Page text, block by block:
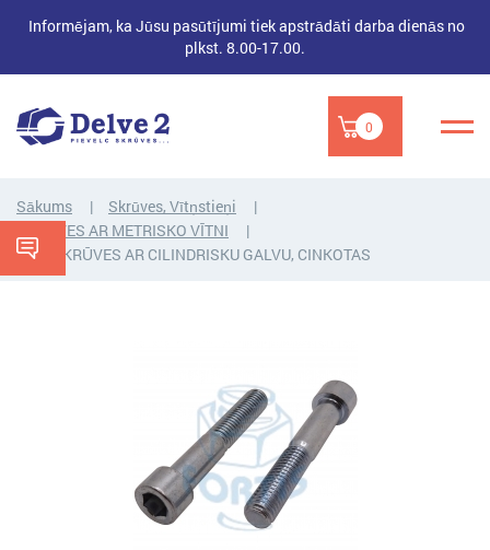
Informējam, ka Jūsu pasūtījumi tiek apstrādāti darba dienās no
plkst. 8.00-17.00.
0
Sākums
Skrūves, Vītņstieņi
SKRŪVES AR METRISKO VĪTNI
BULTSKRŪVES AR CILINDRISKU GALVU, CINKOTAS